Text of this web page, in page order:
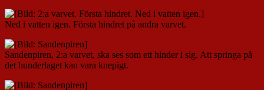
Ned i vatten igen. Första hindret på andra varvet.
Sandenpiren, 2:a varvet, ska ses som ett hinder i sig. Att springa på
det hunderlaget kan vara knepigt.